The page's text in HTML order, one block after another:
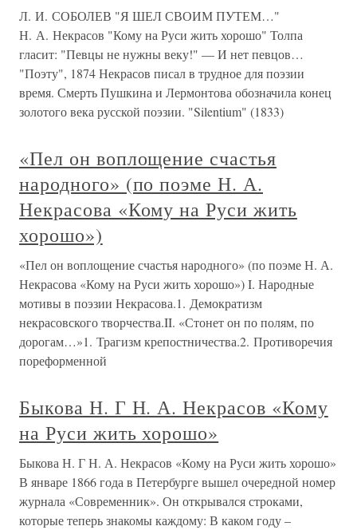
Л. И. СОБОЛЕВ "Я ШЕЛ СВОИМ ПУТЕМ…"
Н. А. Некрасов "Кому на Руси жить хорошо" Толпа
гласит: "Певцы не нужны веку!" — И нет певцов…
"Поэту", 1874 Некрасов писал в трудное для поэзии
время. Смерть Пушкина и Лермонтова обозначила конец
золотого века русской поэзии. "Silentium" (1833)
«Пел он воплощение счастья
народного» (по поэме Н. А.
Некрасова «Кому на Руси жить
хорошо»)
«Пел он воплощение счастья народного» (по поэме Н. А.
Некрасова «Кому на Руси жить хорошо») I. Народные
мотивы в поэзии Некрасова.1. Демократизм
некрасовского творчества.II. «Стонет он по полям, по
дорогам…»1. Трагизм крепостничества.2. Противоречия
пореформенной
Быкова Н. Г Н. А. Некрасов «Кому
на Руси жить хорошо»
Быкова Н. Г Н. А. Некрасов «Кому на Руси жить хорошо»
В январе 1866 года в Петербурге вышел очередной номер
журнала «Современник». Он открывался строками,
которые теперь знакомы каждому: В каком году –